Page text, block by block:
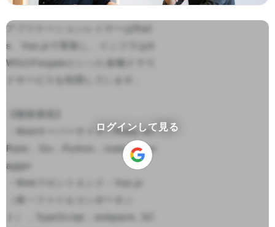
アプリケーションレイヤーはRail
s、Vue.jsで実装し、インフラはA
WSのFargateといった各種クラウ
・Webサーバーサイド：Ruby on
Rails，Go，Python，node.js, sw
agger
ト），TypeScript，webpack, SC
ログインして見る